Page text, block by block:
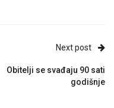
Next post
Obitelji se svađaju 90 sati
godišnje